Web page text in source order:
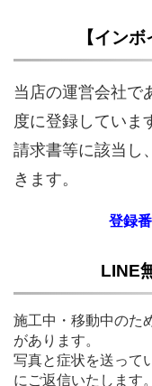
【イン
当店の運営会社で
度に登録していま
請求書等に該当し
きます。
登録
LINE
施工中・移動中のた
があります。
写真と症状を送って
にご返信いたします。